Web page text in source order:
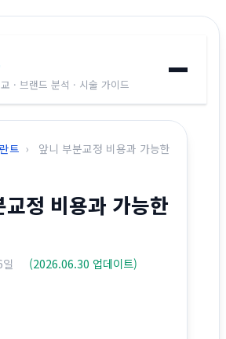
· 브랜드 분석 · 시술 가이드
트 ›
앞니 부분교정 비용과 가능한
교정 비용과 가능한
(2026.06.30 업데이트)